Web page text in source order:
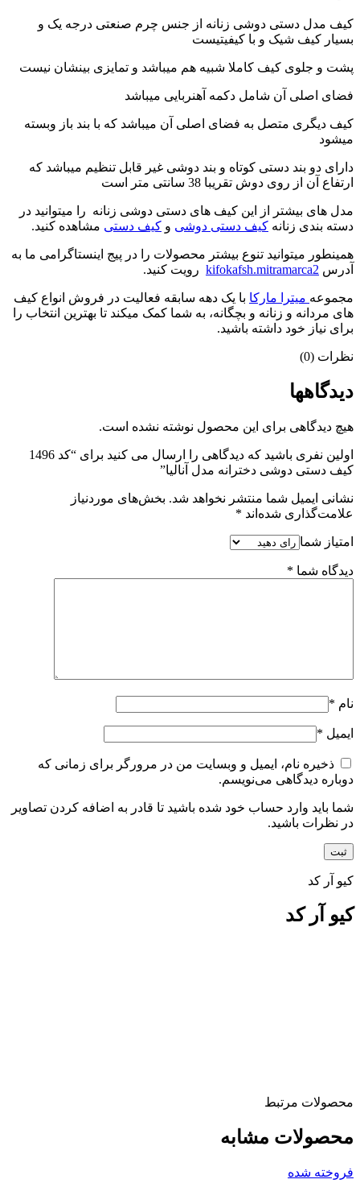
کیف مدل دستی دوشی زنانه از جنس چرم صنعتی درجه یک و
بسیار کیف شیک و با کیفیتیست
پشت و جلوی کیف کاملا شبیه هم میباشد و تمایزی بینشان نیست
فضای اصلی آن شامل دکمه آهنربایی میباشد
کیف دیگری متصل به فضای اصلی آن میباشد که با بند باز وبسته
میشود
دارای دو بند دستی کوتاه و بند دوشی غیر قابل تنظیم میباشد که
ارتفاع آن از روی دوش تقریبا 38 سانتی متر است
مدل های بیشتر از این کیف های دستی دوشی زنانه را میتوانید در
دسته بندی زنانه کیف دستی دوشی و کیف دستی مشاهده کنید.
همینطور میتوانید تنوع بیشتر محصولات را در پیج اینستاگرامی ما به
آدرس kifokafsh.mitramarca2 رویت کنید.
مجموعه میترا مارکا با یک دهه سابقه فعالیت در فروش انواع کیف
های مردانه و زنانه و بچگانه، به شما کمک میکند تا بهترین انتخاب را
برای نیاز خود داشته باشید.
نظرات (0)
دیدگاهها
هیچ دیدگاهی برای این محصول نوشته نشده است.
اولین نفری باشید که دیدگاهی را ارسال می کنید برای “کد 1496
کیف دستی دوشی دخترانه مدل آنالیا”
نشانی ایمیل شما منتشر نخواهد شد. بخش‌های موردنیاز
علامت‌گذاری شده‌اند *
امتیاز شما
دیدگاه شما *
نام *
ایمیل *
ذخیره نام، ایمیل و وبسایت من در مرورگر برای زمانی که
دوباره دیدگاهی می‌نویسم.
شما باید وارد حساب خود شده باشید تا قادر به اضافه کردن تصاویر
در نظرات باشید.
کیو آر کد
کیو آر کد
محصولات مرتبط
محصولات مشابه
فروخته شده